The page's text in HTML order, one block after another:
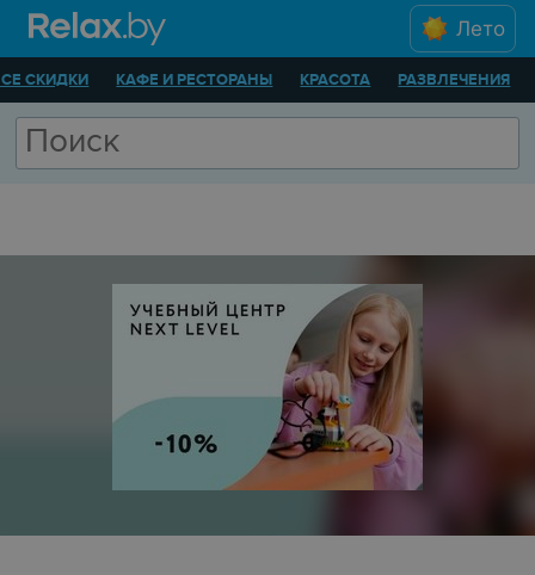
Лето
СКИДКИ КАФЕ И РЕСТОРАНЫ КРАСОТА РАЗВЛЕЧЕНИЯ